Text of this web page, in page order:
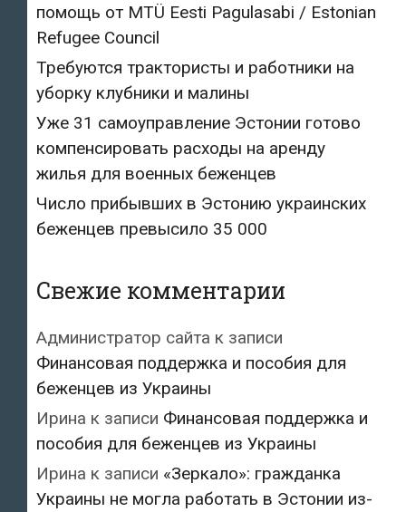
помощь от MTÜ Eesti Pagulasabi / Estonian
Refugee Council
Требуются трактористы и работники на
уборку клубники и малины
Уже 31 самоуправление Эстонии готово
компенсировать расходы на аренду
жилья для военных беженцев
Число прибывших в Эстонию украинских
беженцев превысило 35 000
Свежие комментарии
Администратор сайта к записи
Финансовая поддержка и пособия для
беженцев из Украины
Ирина к записи Финансовая поддержка и
пособия для беженцев из Украины
Ирина к записи «Зеркало»: гражданка
Украины не могла работать в Эстонии из-